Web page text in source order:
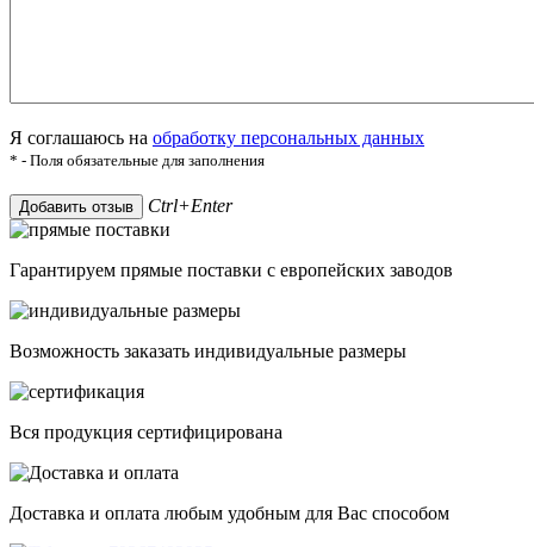
Я соглашаюсь на обработку персональных данных
* - Поля обязательные для заполнения
Добавить отзыв Ctrl+Enter
Гарантируем прямые поставки с европейских заводов
Возможность заказать индивидуальные размеры
Вся продукция сертифицирована
Доставка и оплата любым удобным для Вас способом